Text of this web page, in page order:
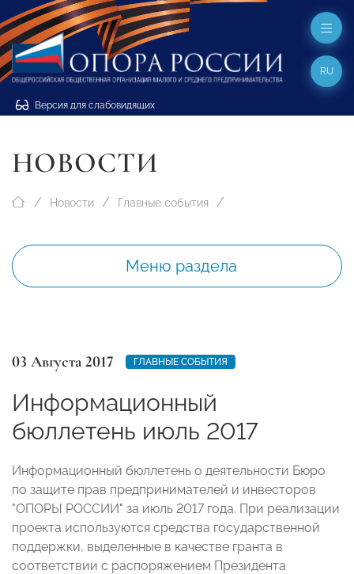
Версия для слабовидящих
RU
НОВОСТИ
Новости Главные события
Меню раздела
03 Августа 2017 ГЛАВНЫЕ СОБЫТИЯ
Информационный
бюллетень июль 2017
Информационный бюллетень о деятельности Бюро
по защите прав предпринимателей и инвесторов
"ОПОРЫ РОССИИ" за июль 2017 года. При реализации
проекта используются средства государственной
поддержки, выделенные в качестве гранта в
соответствии с распоряжением Президента